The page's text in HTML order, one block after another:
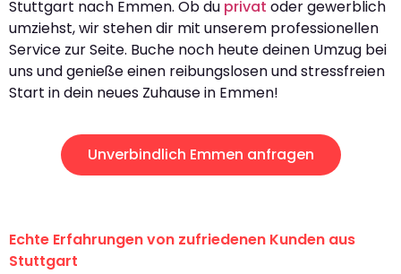
Stuttgart nach Emmen. Ob du privat oder gewerblich
umziehst, wir stehen dir mit unserem professionellen
Service zur Seite. Buche noch heute deinen Umzug bei
uns und genieße einen reibungslosen und stressfreien
Start in dein neues Zuhause in Emmen!
Unverbindlich Emmen anfragen
Echte Erfahrungen von zufriedenen Kunden aus
Stuttgart